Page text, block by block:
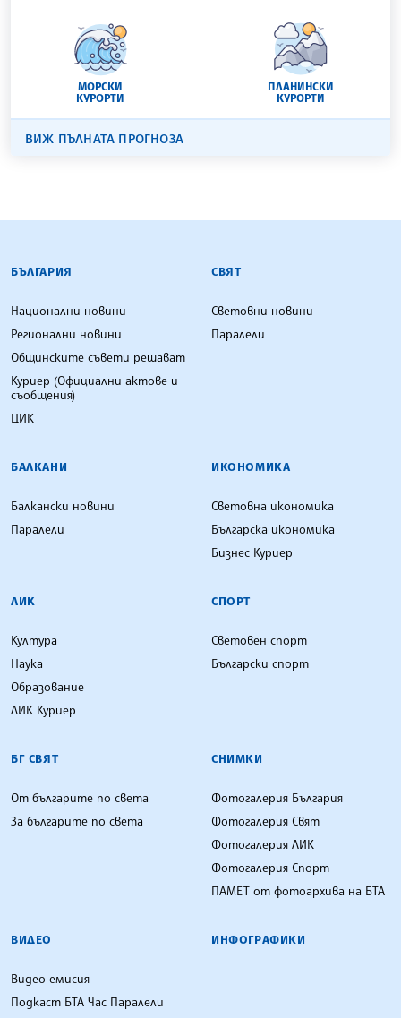
МОРСКИ
КУРОРТИ
ПЛАНИНСКИ
КУРОРТИ
ВИЖ ПЪЛНАТА ПРОГНОЗА
БЪЛГАРСКА ТЕЛЕГРАФНА АГЕНЦИЯ
БЪЛГАРИЯ
Национални новини
Регионални новини
Общинските съвети решават
Куриер (Официални актове и
съобщения)
ЦИК
СВЯТ
Световни новини
Паралели
БАЛКАНИ
Балкански новини
Паралели
ИКОНОМИКА
Световна икономика
Българска икономика
Бизнес Куриер
ЛИК
Култура
Наука
Образование
ЛИК Куриер
СПОРТ
Световен спорт
Български спорт
БГ СВЯТ
От българите по света
За българите по света
СНИМКИ
Фотогалерия България
Фотогалерия Свят
Фотогалерия ЛИК
Фотогалерия Спорт
ПАМЕТ от фотоархива на БТА
ВИДЕО
Видео емисия
Подкаст БТА Час Паралели
ИНФОГРАФИКИ